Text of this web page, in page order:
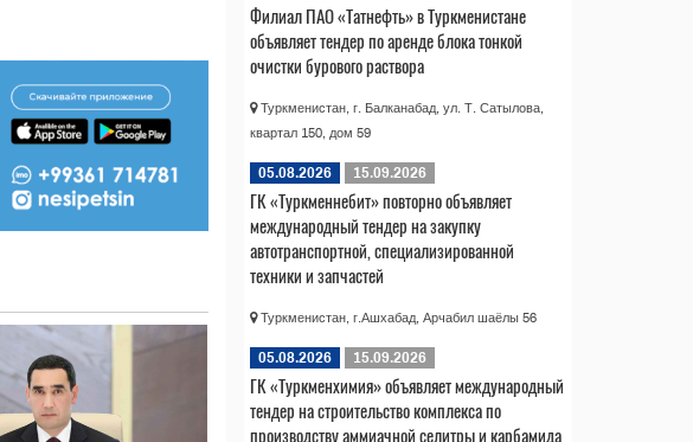
Филиал ПАО «Татнефть» в Туркменистане
объявляет тендер по аренде блока тонкой
очистки бурового раствора
Туркменистан, г. Балканабад, ул. Т. Сатылова,
квартал 150, дом 59
05.08.2026 15.09.2026
ГК «Туркменнебит» повторно объявляет
международный тендер на закупку
автотранспортной, специализированной
техники и запчастей
Туркменистан, г.Ашхабад, Арчабил шаёлы 56
05.08.2026 15.09.2026
ГК «Туркменхимия» объявляет международный
тендер на строительство комплекса по
производству аммиачной селитры и карбамида